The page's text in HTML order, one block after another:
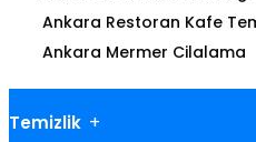
Ankara Restoran Kafe
Ankara Mermer Cilalama
Temizlik